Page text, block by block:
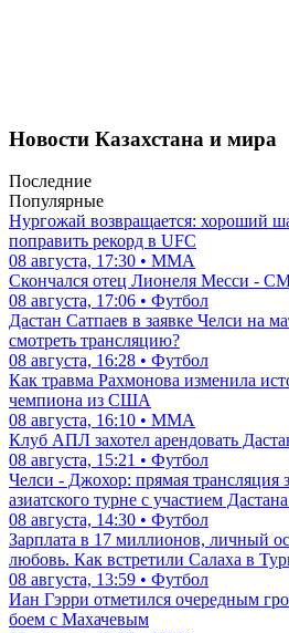
Новости Казахстана и мира
Последние
Популярные
Нургожай возвращается: хороший
поправить рекорд в UFC
08 августа, 17:30 • ММА
Скончался отец Лионеля Месси -
08 августа, 17:06 • Футбол
Дастан Сатпаев в заявке Челси на
смотреть трансляцию?
08 августа, 16:28 • Футбол
Как травма Рахмонова изменила
чемпиона из США
08 августа, 16:10 • ММА
Клуб АПЛ захотел арендовать
08 августа, 15:21 • Футбол
Челси - Джохор: прямая трансляция
азиатского турне с участием
08 августа, 14:30 • Футбол
Зарплата в 17 миллионов, личный
любовь. Как встретили Салаха в
08 августа, 13:59 • Футбол
Иан Гэрри отметился очередным
боем с Махачевым